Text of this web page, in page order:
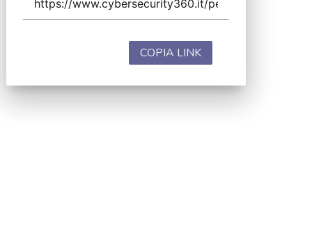
COPIA LINK